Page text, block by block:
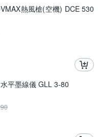
熱風槍(空機) DCE 530
平墨線儀 GLL 3-80